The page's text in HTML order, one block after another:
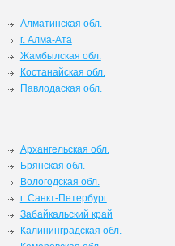
Алматинская обл.
г. Алма-Ата
Жамбылская обл.
Костанайская обл.
Павлодаская обл.
Архангельская обл.
Брянская обл.
Вологодская обл.
г. Санкт-Петербург
Забайкальский край
Калининградская обл.